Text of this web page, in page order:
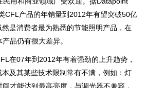
CFL产品的年销量到2012年有望突破50亿
是消费者最为熟悉的节能照明产品，在
品仍有很大差异。
07年到2012年有着强劲的上升趋势，
及其某些技术限制常有不满，例如：灯
才能达到最高亮度，与调光器不兼容，